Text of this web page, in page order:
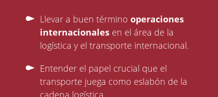
Llevar a buen términooperaciones
internacionales en el área de la
logística y el transporte internacional.
Entender el papel crucial que el
transporte juega como eslabón de la